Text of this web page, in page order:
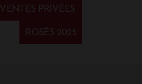
ROSÉS 2025
VENTES PRIVÉES